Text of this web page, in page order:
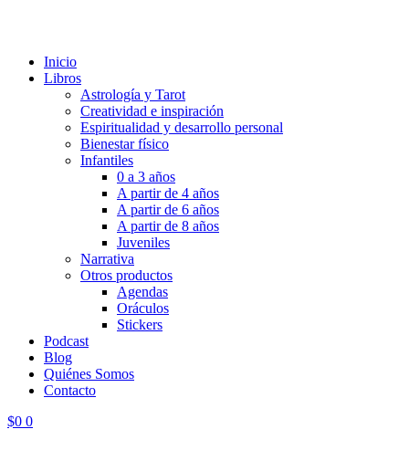
Inicio
Libros
Astrología y Tarot
Creatividad e inspiración
Espiritualidad y desarrollo personal
Bienestar físico
Infantiles
0 a 3 años
A partir de 4 años
A partir de 6 años
A partir de 8 años
Juveniles
Narrativa
Otros productos
Agendas
Oráculos
Stickers
Podcast
Blog
Quiénes Somos
Contacto
$0 0